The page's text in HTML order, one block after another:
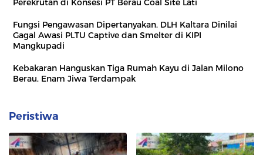
Perekrutan di Konsesi PT Berau Coal Site Lati
Fungsi Pengawasan Dipertanyakan, DLH Kaltara Dinilai
Gagal Awasi PLTU Captive dan Smelter di KIPI
Mangkupadi
Kebakaran Hanguskan Tiga Rumah Kayu di Jalan Milono
Berau, Enam Jiwa Terdampak
Peristiwa